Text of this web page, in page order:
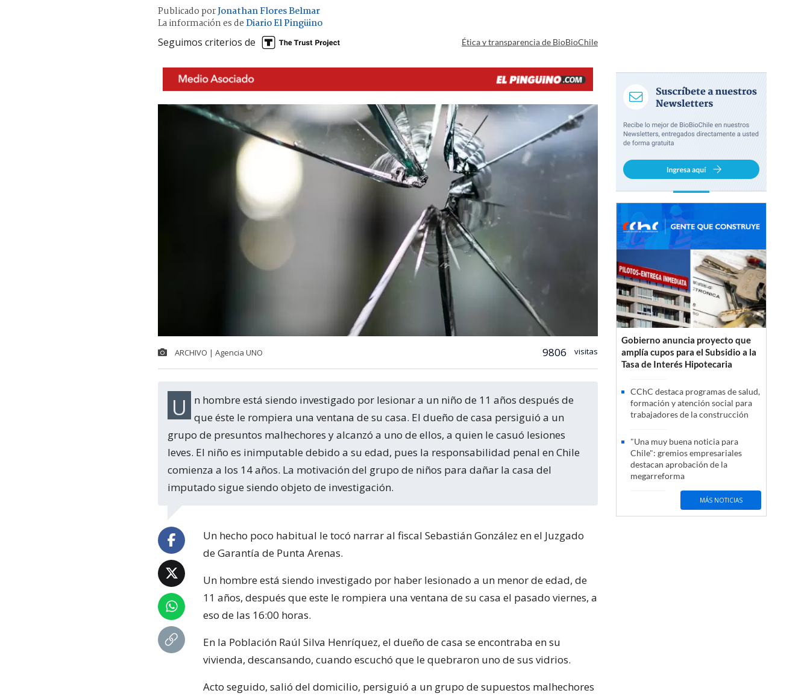
Publicado porJonathan Flores Belmar
La información es de Diario El Pingüino
Seguimos criterios de Ética y transparencia de BioBioChile
ARCHIVO | Agencia UNO 9806 visitas
Un hombre está siendo investigado por lesionar a un niño de 11 años después de
que éste le rompiera una ventana de su casa. El dueño de casa persiguió a un
grupo de presuntos malhechores y alcanzó a uno de ellos, a quien le casuó lesiones
leves. El niño es inimputable debido a su edad, pues la responsabilidad penal en Chile
comienza a los 14 años. La motivación del grupo de niños para dañar la casa del
imputado sigue siendo objeto de investigación.
Un hecho poco habitual le tocó narrar al fiscal Sebastián González en el Juzgado
de Garantía de Punta Arenas.
Un hombre está siendo investigado por haber lesionado a un menor de edad, de
11 años, después que este le rompiera una ventana de su casa el pasado viernes, a
eso de las 16:00 horas.
En la Población Raúl Silva Henríquez, el dueño de casa se encontraba en su
vivienda, descansando, cuando escuchó que le quebraron uno de sus vidrios.
Acto seguido, salió del domicilio, persiguió a un grupo de supuestos malhechores
Gobierno anuncia proyecto que
amplía cupos para el Subsidio a la
Tasa de Interés Hipotecaria
CChC destaca programas de salud,
formación y atención social para
trabajadores de la construcción
"Una muy buena noticia para
Chile": gremios empresariales
destacan aprobación de la
megarreforma
MÁS NOTICIAS